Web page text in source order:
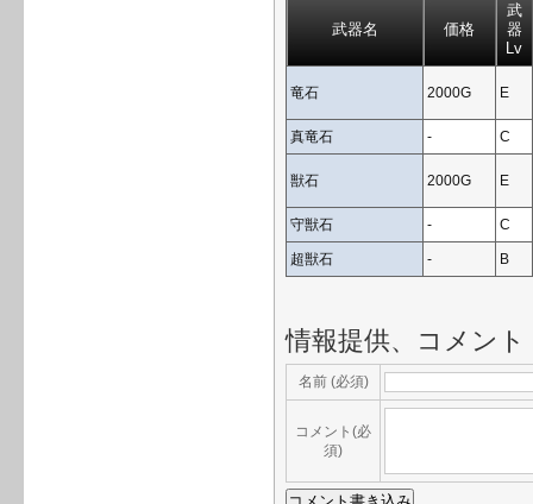
武器名 価格
武
器
Lv
竜石 2000G E
真竜石 - C
獣石 2000G E
守獣石 - C
超獣石 - B
情報提供、コメント
名前 (必須)
コメント(必
須)